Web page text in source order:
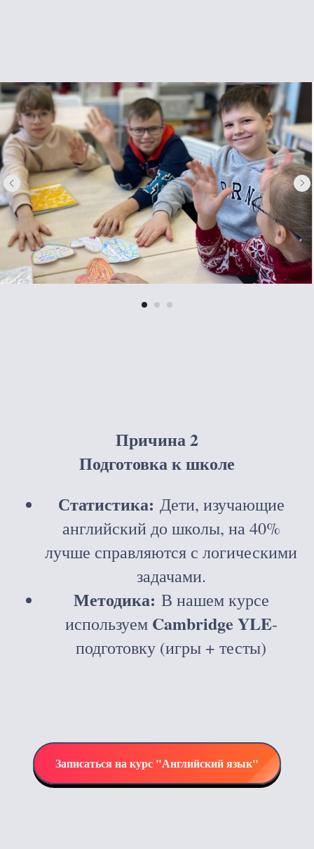
Причина 2
Подготовка к школе
Статистика: Дети, изучающие
английский до школы, на 40%
лучше справляются с логическими
задачами.
Методика: В нашем курсе
используем Cambridge YLE-
подготовку (игры + тесты)
Записаться на курс "Английский язык"